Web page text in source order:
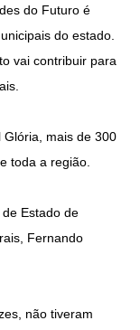
do Futuro é
do estado.
vai contribuir para
Glória, mais de 300
toda a região.
Estado de
Fernando
não tiveram